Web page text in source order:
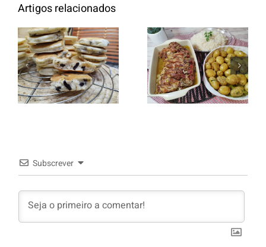
Artigos relacionados
Panquecas
com Oreo
Entrecosto
italiano c/
batata a
murro e
Subscrever